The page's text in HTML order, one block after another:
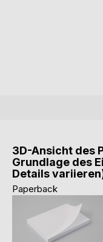
3D-Ansicht des
Grundlage des
Details
Paperback